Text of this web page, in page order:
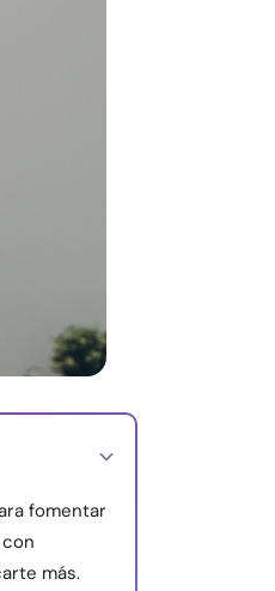
fomentar
más.